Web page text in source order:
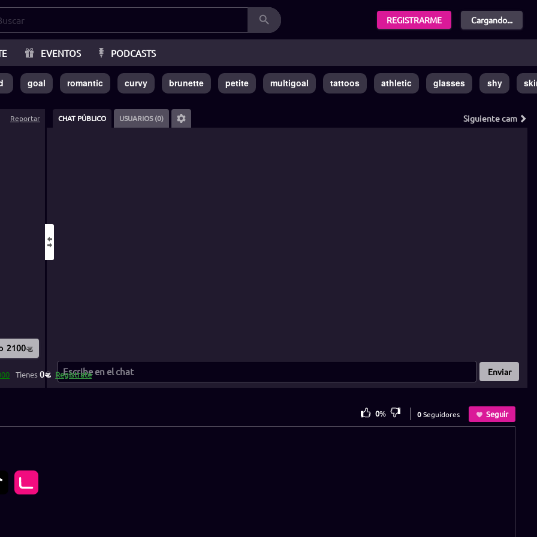
REGISTRARME Cargando...
EVENTOS PODCASTS
goal romantic curvy brunette petite multigoal tattoos athletic glasses shy
Reportar
2100
Tienes0 Regístrate
CHAT PÚBLICO USUARIOS (0) Siguientecam
Enviar
0% 0Seguidores Seguir